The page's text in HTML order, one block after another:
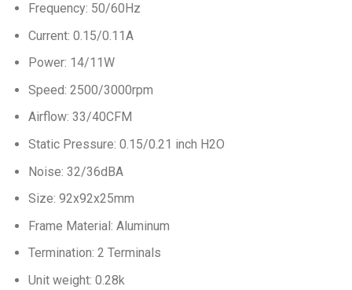
Frequency: 50/60Hz
Current: 0.15/0.11A
Power: 14/11W
Speed: 2500/3000rpm
Airflow: 33/40CFM
Static Pressure: 0.15/0.21 inch H2O
Noise: 32/36dBA
Size: 92x92x25mm
Frame Material: Aluminum
Termination: 2 Terminals
Unit weight: 0.28k